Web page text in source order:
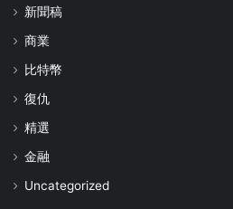
新聞稿
商業
比特幣
復仇
精選
金融
Uncategorized